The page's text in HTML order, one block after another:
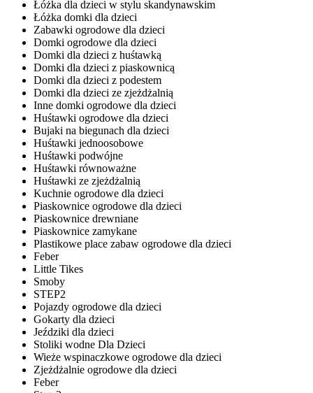
Łóżka dla dzieci w stylu skandynawskim
Łóżka domki dla dzieci
Zabawki ogrodowe dla dzieci
Domki ogrodowe dla dzieci
Domki dla dzieci z huśtawką
Domki dla dzieci z piaskownicą
Domki dla dzieci z podestem
Domki dla dzieci ze zjeżdżalnią
Inne domki ogrodowe dla dzieci
Huśtawki ogrodowe dla dzieci
Bujaki na biegunach dla dzieci
Huśtawki jednoosobowe
Huśtawki podwójne
Huśtawki równoważne
Huśtawki ze zjeżdżalnią
Kuchnie ogrodowe dla dzieci
Piaskownice ogrodowe dla dzieci
Piaskownice drewniane
Piaskownice zamykane
Plastikowe place zabaw ogrodowe dla dzieci
Feber
Little Tikes
Smoby
STEP2
Pojazdy ogrodowe dla dzieci
Gokarty dla dzieci
Jeździki dla dzieci
Stoliki wodne Dla Dzieci
Wieże wspinaczkowe ogrodowe dla dzieci
Zjeżdżalnie ogrodowe dla dzieci
Feber